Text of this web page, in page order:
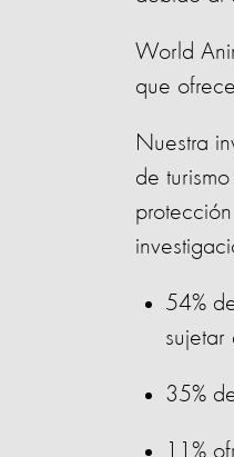
World
que
Nuestra
de
54%
sujetar
35%
11%